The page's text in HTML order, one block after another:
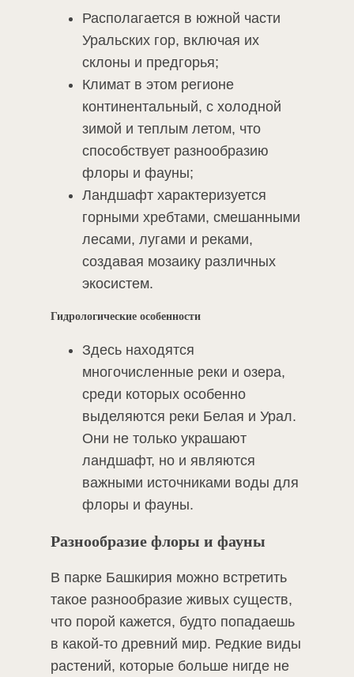
Располагается в южной части
Уральских гор, включая их
склоны и предгорья;
Климат в этом регионе
континентальный, с холодной
зимой и теплым летом, что
способствует разнообразию
флоры и фауны;
Ландшафт характеризуется
горными хребтами, смешанными
лесами, лугами и реками,
создавая мозаику различных
экосистем.
Гидрологические особенности
Здесь находятся
многочисленные реки и озера,
среди которых особенно
выделяются реки Белая и Урал.
Они не только украшают
ландшафт, но и являются
важными источниками воды для
флоры и фауны.
Разнообразие флоры и фауны
В парке Башкирия можно встретить
такое разнообразие живых существ,
что порой кажется, будто попадаешь
в какой-то древний мир. Редкие виды
растений, которые больше нигде не